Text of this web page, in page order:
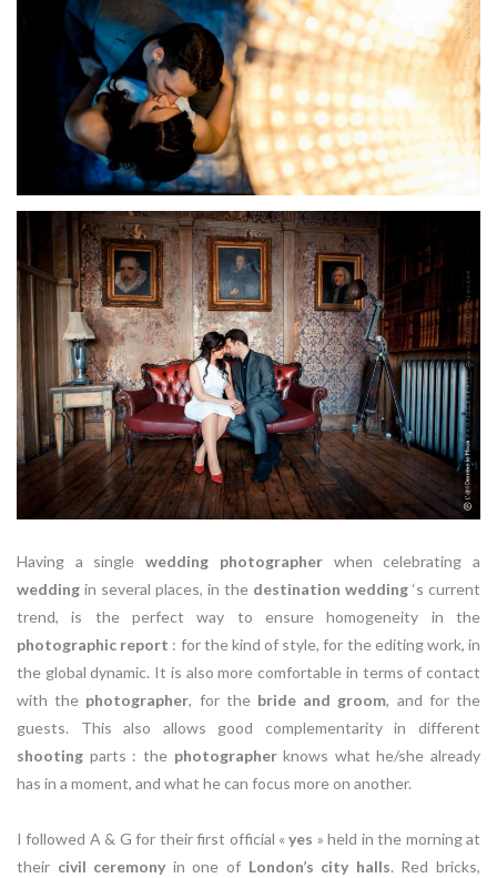
Having a singlewedding photographerwhen celebrating a
wedding in several places, in the destination wedding ‘s current
trend, is the perfect way to ensure homogeneity in the
photographic report : for the kind of style, for the editing work, in
the global dynamic. It is also more comfortable in terms of contact
with the photographer, for the bride and groom, and for the
guests. This also allows good complementarity in different
shooting parts : the photographerknows what he/she already
has in a moment, and what he can focus more on another.
I followed A & G for their first official «yes » held in the morning at
their civil ceremony in one of London’s city halls. Red bricks,